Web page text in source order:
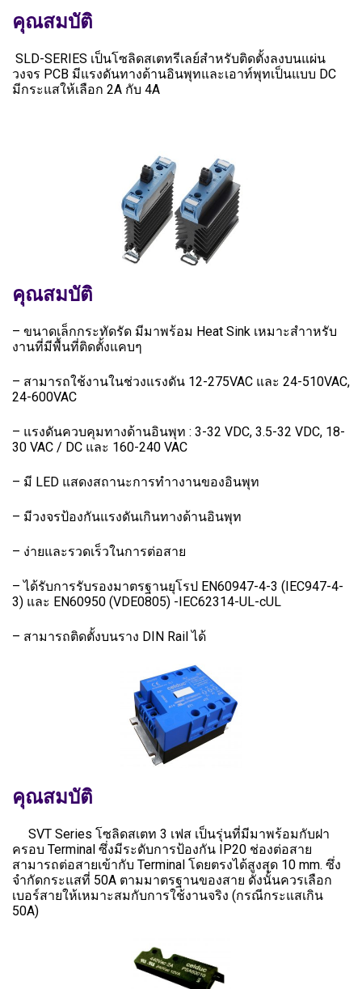
คุณสมบัติ
SLD-SERIES เป็นโซลิดสเตทรีเลย์สำหรับติดตั้งลงบนแผ่น
วงจร PCB มีแรงดันทางด้านอินพุทและเอาท์พุทเป็นแบบ DC
มีกระแสให้เลือก 2A กับ 4A
คุณสมบัติ
– ขนาดเล็กกระทัดรัด มีมาพร้อม Heat Sink เหมาะสำาหรับ
งานที่มีพื้นที่ติดตั้งแคบๆ
– สามารถใช้งานในช่วงแรงดัน 12-275VAC และ 24-510VAC,
24-600VAC
– แรงดันควบคุมทางด้านอินพุท : 3-32 VDC, 3.5-32 VDC, 18-
30 VAC / DC และ 160-240 VAC
– มี LED แสดงสถานะการทำางานของอินพุท
– มีวงจรป้องกันแรงดันเกินทางด้านอินพุท
– ง่ายและรวดเร็วในการต่อสาย
– ได้รับการรับรองมาตรฐานยุโรป EN60947-4-3 (IEC947-4-
3) และ EN60950 (VDE0805) -IEC62314-UL-cUL
– สามารถติดตั้งบนราง DIN Rail ได้
คุณสมบัติ
SVT Series โซลิดสเตท 3 เฟส เป็นรุ่นที่มีมาพร้อมกับฝา
ครอบ Terminal ซึ่งมีระดับการป้องกัน IP20 ช่องต่อสาย
สามารถต่อสายเข้ากับ Terminal โดยตรงได้สูงสุด 10 mm. ซึ่ง
จำกัดกระแสที่ 50A ตามมาตรฐานของสาย ดังนั้นควรเลือก
เบอร์สายให้เหมาะสมกับการใช้งานจริง (กรณีกระแสเกิน
50A)